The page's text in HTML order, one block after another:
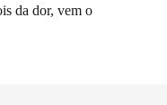
da dor, vem o